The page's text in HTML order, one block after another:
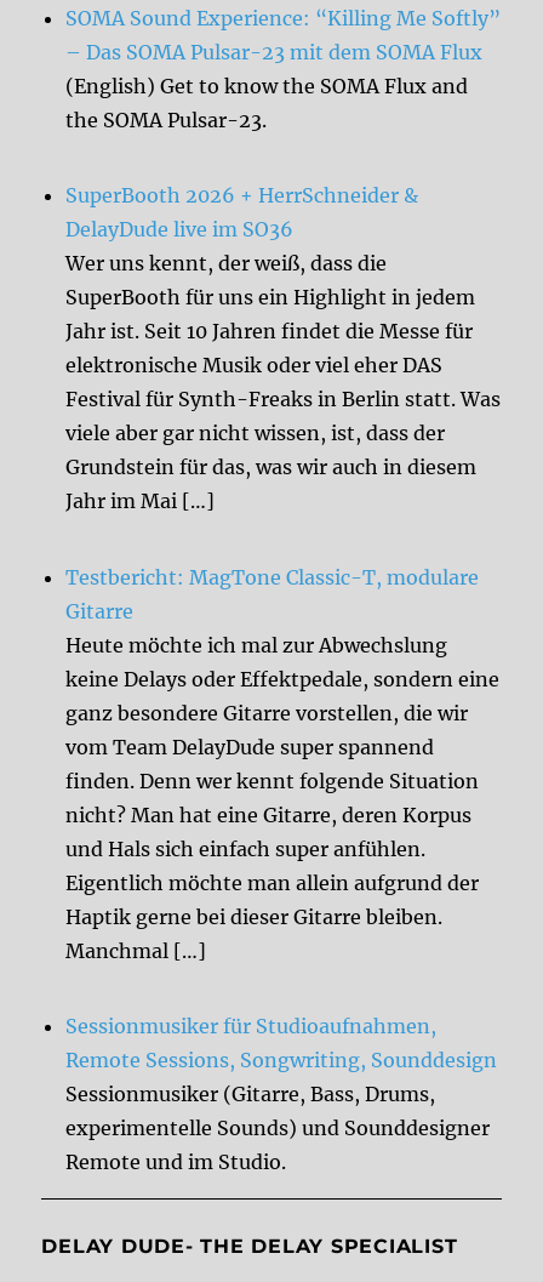
SOMA Sound Experience: “Killing Me Softly”
– Das SOMA Pulsar-23 mit dem SOMA Flux
(English) Get to know the SOMA Flux and
the SOMA Pulsar-23.
SuperBooth 2026 + HerrSchneider &
DelayDude live im SO36
Wer uns kennt, der weiß, dass die
SuperBooth für uns ein Highlight in jedem
Jahr ist. Seit 10 Jahren findet die Messe für
elektronische Musik oder viel eher DAS
Festival für Synth-Freaks in Berlin statt. Was
viele aber gar nicht wissen, ist, dass der
Grundstein für das, was wir auch in diesem
Jahr im Mai […]
Testbericht: MagTone Classic-T, modulare
Gitarre
Heute möchte ich mal zur Abwechslung
keine Delays oder Effektpedale, sondern eine
ganz besondere Gitarre vorstellen, die wir
vom Team DelayDude super spannend
finden. Denn wer kennt folgende Situation
nicht? Man hat eine Gitarre, deren Korpus
und Hals sich einfach super anfühlen.
Eigentlich möchte man allein aufgrund der
Haptik gerne bei dieser Gitarre bleiben.
Manchmal […]
Sessionmusiker für Studioaufnahmen,
Remote Sessions, Songwriting, Sounddesign
Sessionmusiker (Gitarre, Bass, Drums,
experimentelle Sounds) und Sounddesigner
Remote und im Studio.
DELAY DUDE- THE DELAY SPECIALIST